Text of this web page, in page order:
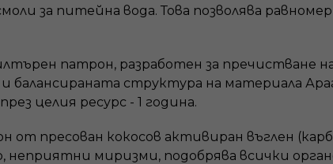
за питейна вода. Това позволява
патрон, разработен за пречистване
балансираната структура на материала
целия ресурс - 1 година.
пресован кокосов активиран въглен
неприятни миризми, подобрява всички